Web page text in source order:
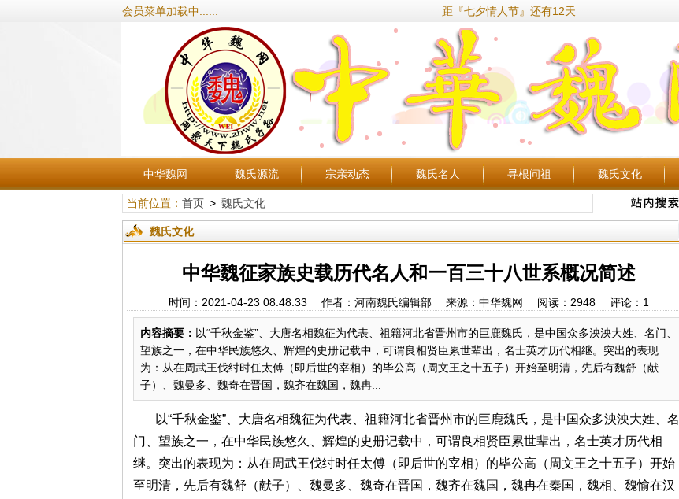
会员菜单加载中...... 距『七夕情人节』还有12天
中华魏网 魏氏源流 宗亲动态 魏氏名人 寻根问祖 魏氏文化
当前位置： 首页> 魏氏文化
魏氏文化
中华魏征家族史载历代名人和一百三十八世系概况简述
时间：2021-04-23 08:48:33 作者：河南魏氏编辑部 来源：中华魏网 阅读： 2948评论： 1
内容摘要： 以“千秋金鉴”、大唐名相魏征为代表、祖籍河北省晋州市的巨鹿魏氏，是中国众多泱泱大姓、名门、
望族之一，在中华民族悠久、辉煌的史册记载中，可谓良相贤臣累世辈出，名士英才历代相继。突出的表现
为：从在周武王伐纣时任太傅（即后世的宰相）的毕公高（周文王之十五子）开始至明清，先后有魏舒（献
子）、魏曼多、魏奇在晋国，魏齐在魏国，魏冉...
以“千秋金鉴”、大唐名相魏征为代表、祖籍河北省晋州市的巨鹿魏氏，是中国众多泱泱大姓、名
门、望族之一，在中华民族悠久、辉煌的史册记载中，可谓良相贤臣累世辈出，名士英才历代相
继。突出的表现为：从在周武王伐纣时任太傅（即后世的宰相）的毕公高（周文王之十五子）开始
至明清，先后有魏舒（献子）、魏曼多、魏奇在晋国，魏齐在魏国，魏冉在秦国，魏相、魏愉在汉